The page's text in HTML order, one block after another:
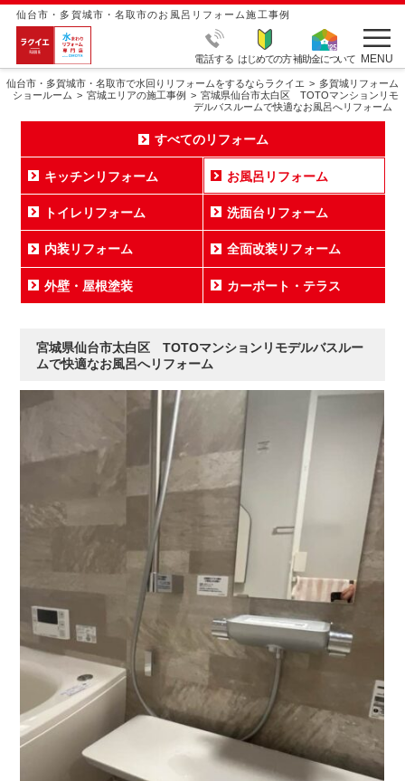
仙台市・多賀城市・名取市のお風呂リフォーム施工事例
電話する はじめての方補助金について MENU
仙台市・多賀城市・名取市で水回りリフォームをするならラクイエ
多賀城リフォーム
ショールーム
宮城エリアの施工事例
宮城県仙台市太白区 TOTOマンションリモ
デルバスルームで快適なお風呂へリフォーム
すべてのリフォーム
キッチンリフォーム お風呂リフォーム
トイレリフォーム 洗面台リフォーム
内装リフォーム 全面改装リフォーム
外壁・屋根塗装 カーポート・テラス
宮城県仙台市太白区 TOTOマンションリモデルバスルー
ムで快適なお風呂へリフォーム